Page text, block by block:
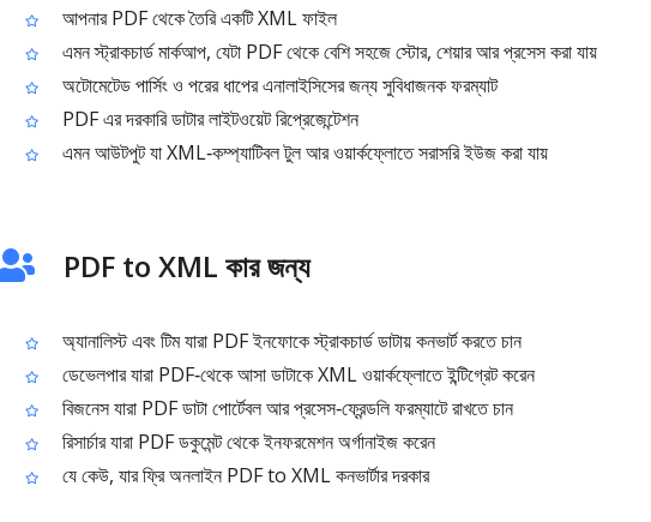
আপনার PDF থেকে তৈরি একটি XML ফাইল
এমন স্ট্রাকচার্ড মার্কআপ, যেটা PDF থেকে বেশি সহজে স্টোর, শেয়ার আর প্রসেস করা যায়
অটোমেটেড পার্সিং ও পরের ধাপের এনালাইসিসের জন্য সুবিধাজনক ফরম্যাট
PDF এর দরকারি ডাটার লাইটওয়েট রিপ্রেজেন্টেশন
এমন আউটপুট যা XML‑কম্প্যাটিবল টুল আর ওয়ার্কফ্লোতে সরাসরি ইউজ করা যায়
PDF to XML কার জন্য
অ্যানালিস্ট এবং টিম যারা PDF ইনফোকে স্ট্রাকচার্ড ডাটায় কনভার্ট করতে চান
ডেভেলপার যারা PDF‑থেকে আসা ডাটাকে XML ওয়ার্কফ্লোতে ইন্টিগ্রেট করেন
বিজনেস যারা PDF ডাটা পোর্টেবল আর প্রসেস‑ফ্রেন্ডলি ফরম্যাটে রাখতে চান
রিসার্চার যারা PDF ডকুমেন্ট থেকে ইনফরমেশন অর্গানাইজ করেন
যে কেউ, যার ফ্রি অনলাইন PDF to XML কনভার্টার দরকার